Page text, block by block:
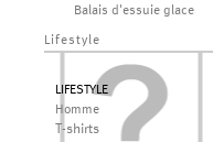
Balais d'essuie glace
Lifestyle
LIFESTYLE
Homme
T-shirts